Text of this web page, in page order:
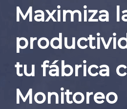
Maximiza
tu fábrica
Monitoreo